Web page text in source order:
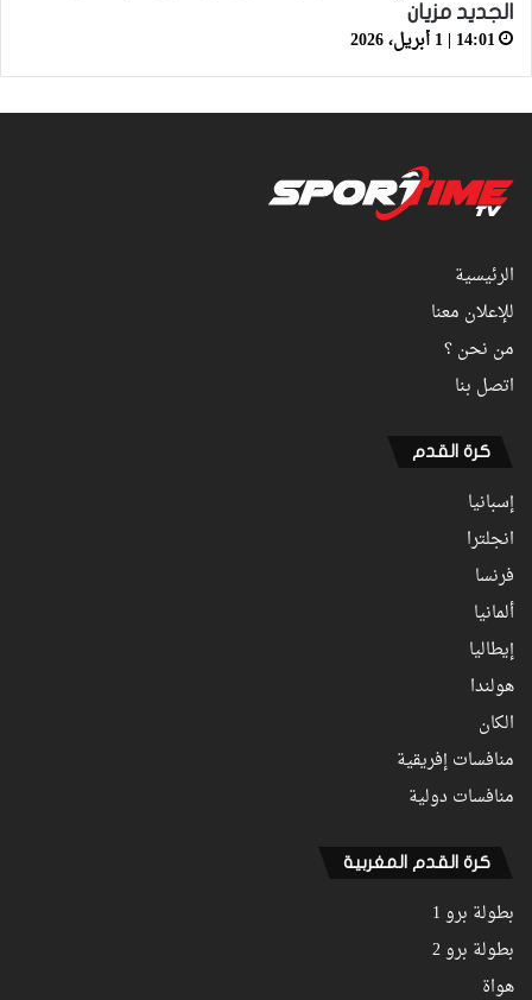
الجديد مزيان
14:01 | 1 أبريل، 2026
الرئيسية
للإعلان معنا
من نحن ؟
اتصل بنا
كرة القدم
إسبانيا
انجلترا
فرنسا
ألمانيا
إيطاليا
هولندا
الكان
منافسات إفريقية
منافسات دولية
كرة القدم المغربية
بطولة برو 1
بطولة برو 2
هواة